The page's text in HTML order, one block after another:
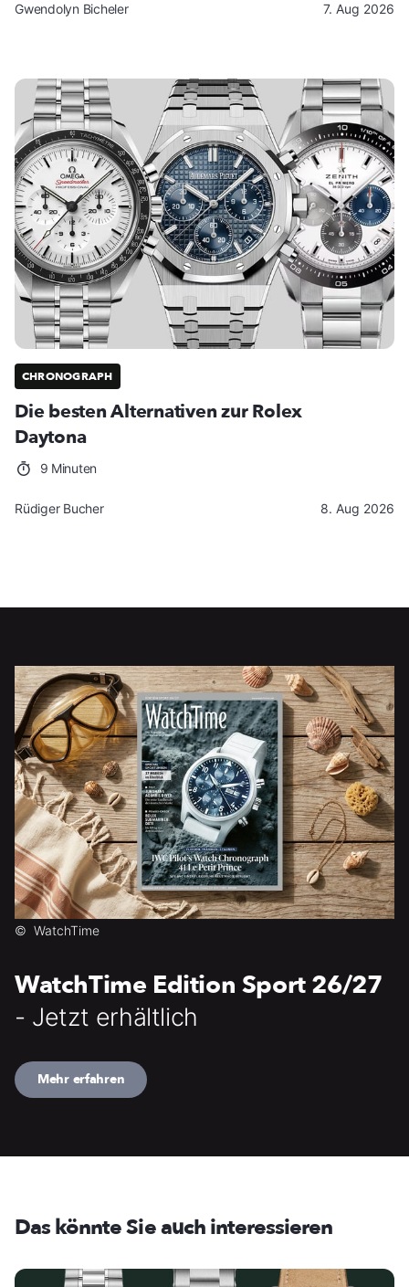
Gwendolyn Bicheler 7. Aug 2026
CHRONOGRAPH
Die besten Alternativen zur Rolex
Daytona
9 Minuten
Rüdiger Bucher 8. Aug 2026
© WatchTime
WatchTime Edition Sport 26/27
- Jetzt erhältlich
Mehr erfahren
Das könnte Sie auch interessieren